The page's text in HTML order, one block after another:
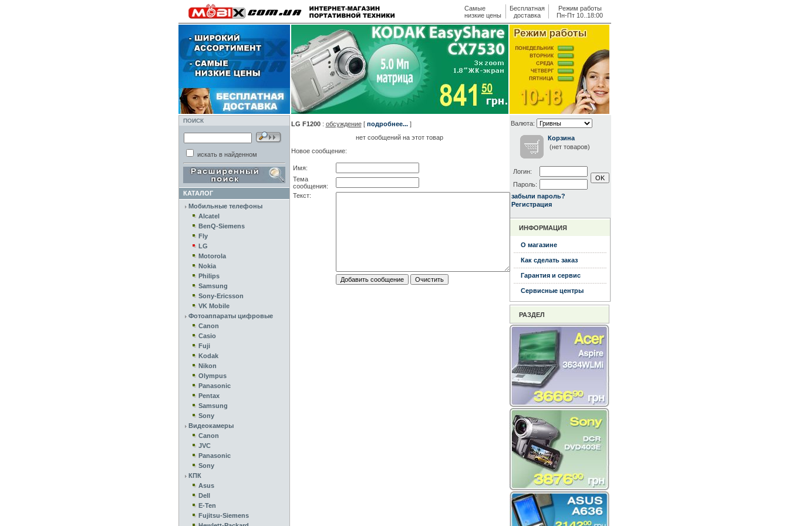
Самые
низкие цены
Бесплатная
доставка
Режим работы
Пн-Пт 10..18:00
ПОИСК
искать в найденном
КАТАЛОГ
Мобильные телефоны
Alcatel
BenQ-Siemens
Fly
LG
Motorola
Nokia
Philips
Samsung
Sony-Ericsson
VK Mobile
Фотоаппараты цифровые
Canon
Casio
Fuji
Kodak
Nikon
Olympus
Panasonic
Pentax
Samsung
Sony
Видеокамеры
Canon
JVC
Panasonic
Sony
КПК
Asus
Dell
E-Ten
Fujitsu-Siemens
LG F1200: обсуждение[ подробнее...]
нет сообщений на этот товар
Новое сообщение:
Имя:
Тема
сообщения:
Текст:
Валюта:
Корзина
(нет товаров)
Логин:
Пароль:
забыли пароль?
Регистрация
ИНФОРМАЦИЯ
О магазине
Как сделать заказ
Гарантия и сервис
Сервисные центры
РАЗДЕЛ